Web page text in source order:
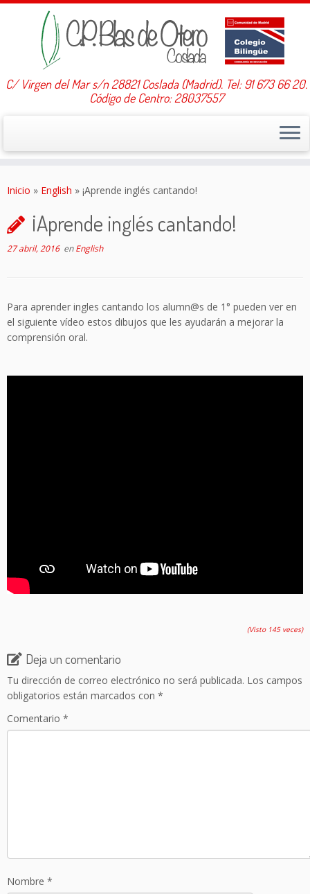
C/ Virgen del Mar s/n 28821 Coslada (Madrid). Tel: 91 673 66 20.
Código de Centro: 28037557
Inicio » English » ¡Aprende inglés cantando!
¡Aprende inglés cantando!
27 abril, 2016enEnglish
Para aprender ingles cantando los alumn@s de 1° pueden ver en
el siguiente vídeo estos dibujos que les ayudarán a mejorar la
comprensión oral.
(Visto 145 veces)
Deja un comentario
Tu dirección de correo electrónico no será publicada. Los campos
obligatorios están marcados con *
Comentario *
Nombre *